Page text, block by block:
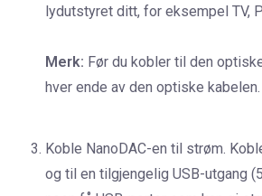
lydutstyret ditt, for eksempel TV,
Merk: Før du kobler til den
hver ende av den optiske kabelen.
Koble NanoDAC-en til strøm.
og til en tilgjengelig USB-utgang